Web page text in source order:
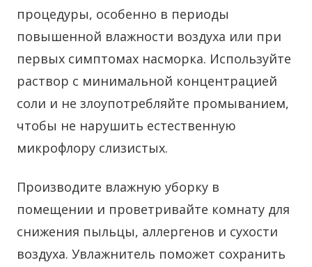
процедуры, особенно в периоды
повышенной влажности воздуха или при
первых симптомах насморка. Используйте
раствор с минимальной концентрацией
соли и не злоупотребляйте промыванием,
чтобы не нарушить естественную
микрофлору слизистых.
Производите влажную уборку в
помещении и проветривайте комнату для
снижения пыльцы, аллергенов и сухости
воздуха. Увлажнитель поможет сохранить